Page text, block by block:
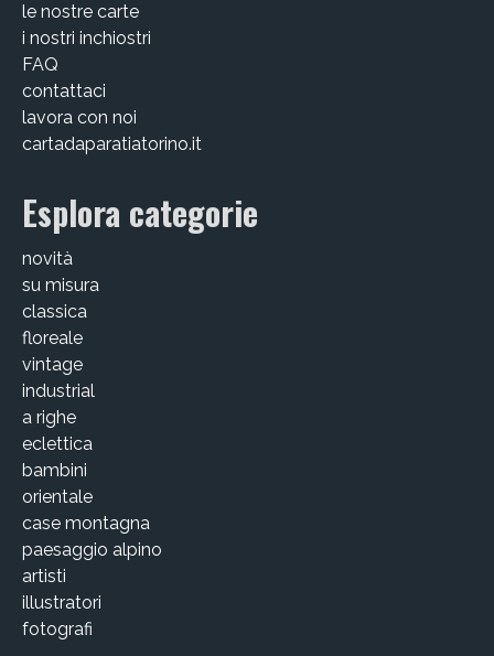
Giada Gunetti
Valentina Caldarella
Michele D’Ottavio
PORTFOLIO
CHI SIAMO
GUIDA ALL’ACQUISTO
le nostre carte
i nostri inchiostri
FAQ
contattaci
lavora con noi
cartadaparatiatorino.it
Esplora categorie
novità
su misura
classica
floreale
vintage
industrial
a righe
eclettica
bambini
orientale
case montagna
paesaggio alpino
artisti
illustratori
fotografi